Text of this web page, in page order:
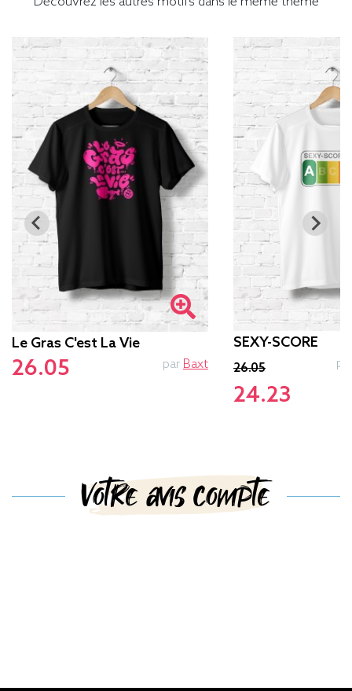
Le Gras C'est La Vie
26.05 par Baxt
SEXY-SCORE
26.05
24.23
Votre avis compte